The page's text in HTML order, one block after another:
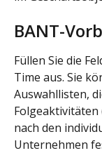
BANT-
Füllen Sie die
Time aus. Sie
Auswahllisten,
Folgeaktivitäten
nach den
Unternehmen